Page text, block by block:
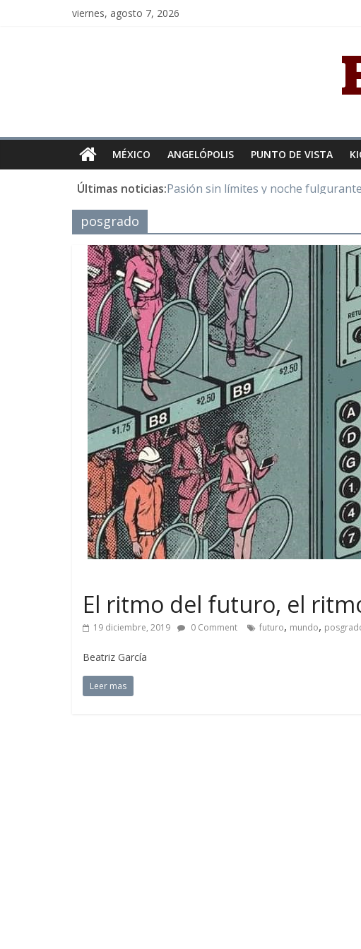
viernes, agosto 7, 2026
MÉXICO ANGELÓPOLIS PUNTO DE VISTA
Últimas noticias:Pasión sin límites y noche fulgurante
LOS DELIRIOS DE UNA MUJER
Juntos hasta el último minuto
posgrado
El ritmo del futuro, el
19 diciembre, 2019 0 Comment futuro, mundo,
Beatriz García
Leer mas